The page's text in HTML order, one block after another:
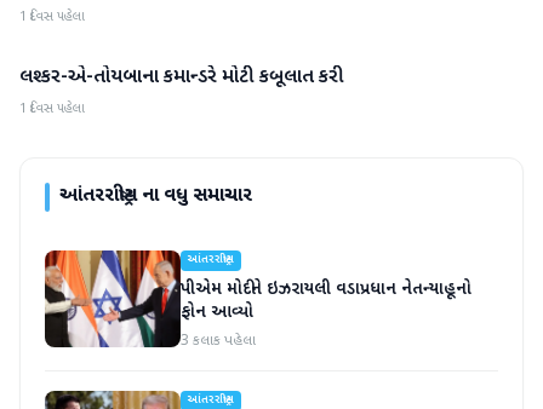
1 દિવસ પહેલા
આંતરરાષ્ટ્રીય
લશ્કર-એ-તોયબાના કમાન્ડરે મોટી કબૂલાત કરી
1 દિવસ પહેલા
આંતરરાષ્ટ્રીયના વધુ સમાચાર
આંતરરાષ્ટ્રીય
પીએમ મોદીને ઇઝરાયલી વડાપ્રધાન નેતન્યાહૂનો
ફોન આવ્યો
3 કલાક પહેલા
આંતરરાષ્ટ્રીય